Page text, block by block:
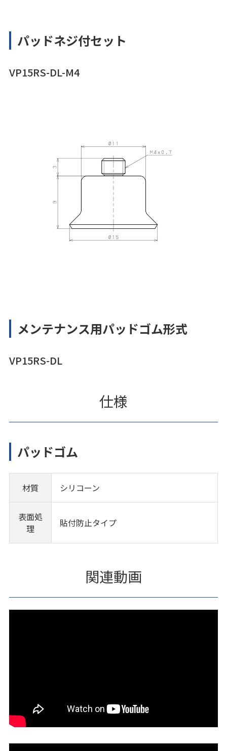
パッドネジ付セット
VP15RS-DL-M4
メンテナンス用パッドゴム形式
VP15RS-DL
仕様
パッドゴム
材質 シリコーン
表面処
理
貼付防止タイプ
関連動画